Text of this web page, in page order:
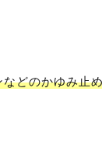
どのかゆみ止